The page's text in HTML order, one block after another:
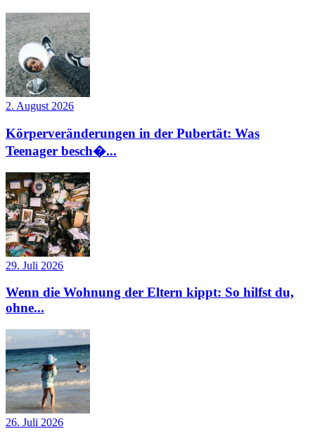
2. August 2026
Körperveränderungen in der Pubertät: Was
Teenager besch�...
29. Juli 2026
Wenn die Wohnung der Eltern kippt: So hilfst du,
ohne...
26. Juli 2026